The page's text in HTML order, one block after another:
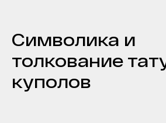
Символика и
толкование
куполов